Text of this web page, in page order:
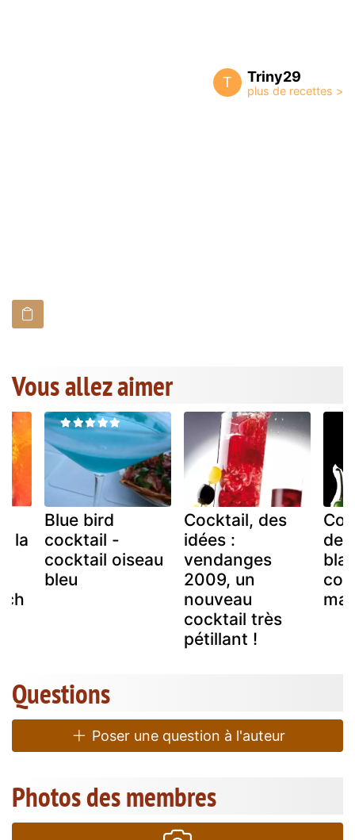
T Triny29
Vous allez aimer
la
Blue bird
cocktail -
cocktail oiseau
bleu
Cocktail, des
idées :
vendanges
2009, un
nouveau
cocktail très
pétillant !
de
Questions
Poser une question à l'auteur
Photos des membres